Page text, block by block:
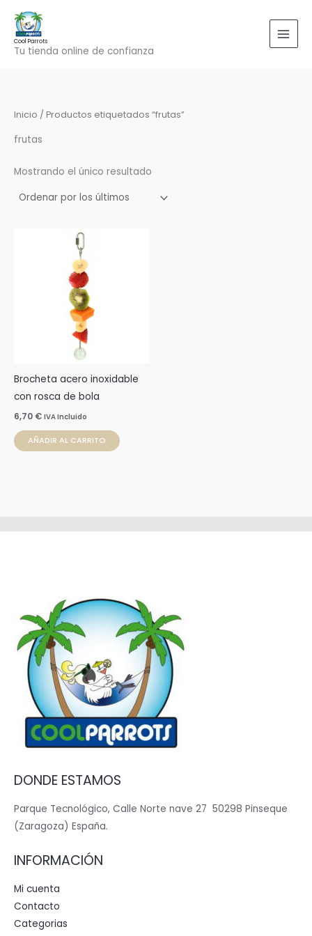
contenido
Cool Parrots
Tu tienda online de confianza
Inicio / Productos etiquetados “frutas”
frutas
Mostrando el único resultado
Brocheta acero inoxidable
con rosca de bola
6,70 € IVA Incluido
AÑADIR AL CARRITO
DONDE ESTAMOS
Parque Tecnológico, Calle Norte nave 27 50298 Pinseque
(Zaragoza) España.
INFORMACIÓN
Mi cuenta
Contacto
Categorias